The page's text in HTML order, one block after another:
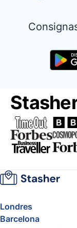
Londres
Barcelona